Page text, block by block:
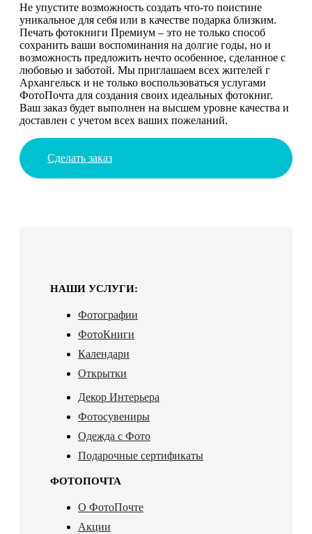
Не упустите возможность создать что-то поистине
уникальное для себя или в качестве подарка близким.
Печать фотокниги Премиум – это не только способ
сохранить ваши воспоминания на долгие годы, но и
возможность предложить нечто особенное, сделанное с
любовью и заботой. Мы приглашаем всех жителей г
Архангельск и не только воспользоваться услугами
ФотоПочта для создания своих идеальных фотокниг.
Ваш заказ будет выполнен на высшем уровне качества и
доставлен с учетом всех ваших пожеланий.
Сделать заказ
НАШИ УСЛУГИ:
Фотографии
ФотоКниги
Календари
Открытки
Декор Интерьера
Фотосувениры
Одежда с Фото
Подарочные сертификаты
ФОТОПОЧТА
О ФотоПочте
Акции